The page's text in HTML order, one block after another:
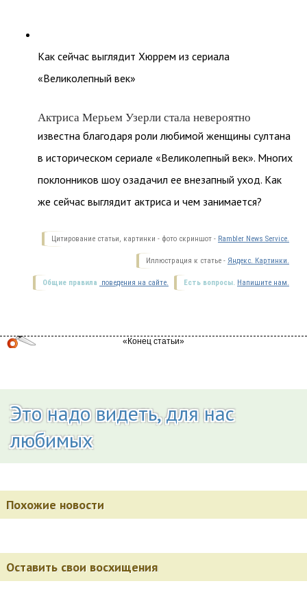
Как сейчас выглядит Хюррем из сериала
«Великолепный век»
Актриса Мерьем Узерли стала невероятно
известна благодаря роли любимой женщины султана
в историческом сериале «Великолепный век». Многих
поклонников шоу озадачил ее внезапный уход. Как
же сейчас выглядит актриса и чем занимается?
Цитирование статьи, картинки - фото скриншот - Rambler News Service.
Иллюстрация к статье - Яндекс. Картинки.
Есть вопросы. Напишите нам.
Общие правила поведения на сайте.
Это надо видеть, для нас
любимых
Похожие новости
Оставить свои восхищения